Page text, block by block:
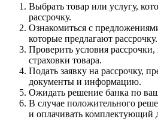
Выбрать товар или услугу,
рассрочку.
Ознакомиться с
которые предлагают рассрочку.
Проверить условия
страховки товара.
Подать заявку на рассрочку,
документы и информацию.
Ожидать решение банка по
В случае положительного
и оплачивать комплектующий